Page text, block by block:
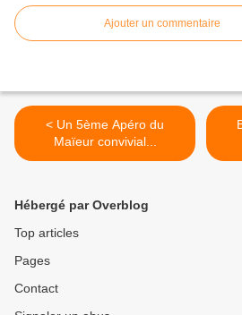
Ajouter un commentaire
< Un 5ème Apéro du
Maïeur convivial...
Hébergé par Overblog
Top articles
Pages
Contact